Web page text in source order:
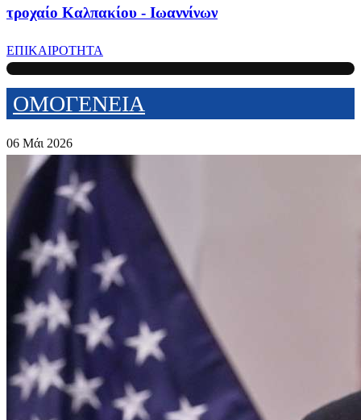
τροχαίο Καλπακίου - Ιωαννίνων
ΕΠΙΚΑΙΡΟΤΗΤΑ
ΟΜΟΓΕΝΕΙΑ
06 Μάι 2026